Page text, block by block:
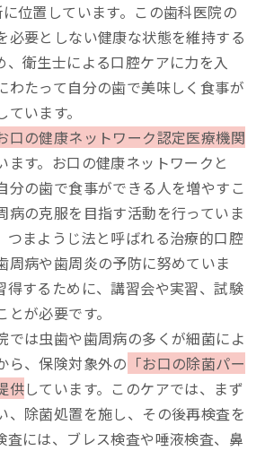
位置しています。この歯科医院の
必要としない健康な状態を維持する
、衛生士による口腔ケアに力を入
わたって自分の歯で美味しく食事が
います。
口の健康ネットワーク認定医療機関
ます。お口の健康ネットワークと
分の歯で食事ができる人を増やすこ
病の克服を目指す活動を行っていま
つまようじ法と呼ばれる治療的口腔
周病や歯周炎の予防に努めていま
得するために、講習会や実習、試験
が必要です。
では虫歯や歯周病の多くが細菌によ
ら、保険対象外の 「お口の除菌パー
供しています。このケアでは、まず
、除菌処置を施し、その後再検査を
査には、ブレス検査や唾液検査、鼻